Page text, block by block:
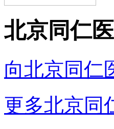
北京同仁
向北京同仁
更多北京同